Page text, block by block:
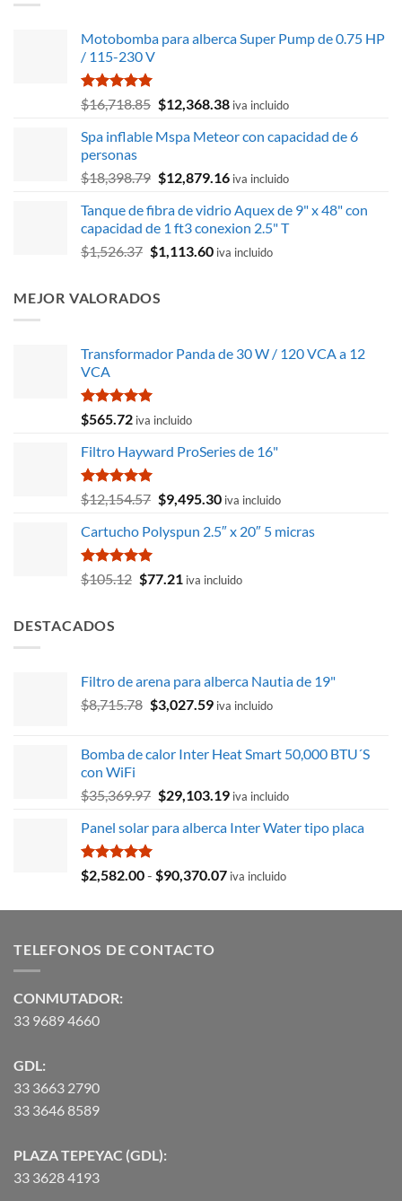
Motobomba para alberca Super Pump de 0.75 HP
/ 115-230 V
Valorado
con
de 5
$16,718.85 El
original
$16,718.85.
$12,368.38El
actual
$12,368.38.
iva incluido
Spa inflable Mspa Meteor con capacidad de 6
personas
$18,398.79 El
original
era:
$18,398.79.
$12,879.16El
actual
es:
$12,879.16.
iva incluido
Tanque de fibra de vidrio Aquex de 9" x 48" con
capacidad de 1 ft3 conexion 2.5" T
$1,526.37 El
era:
$1,113.60Eliva incluido
MEJOR VALORADOS
Transformador Panda de 30 W / 120 VCA a 12
VCA
Valorado
con
de 5
$565.72 iva incluido
Filtro Hayward ProSeries de 16"
Valorado
con
de 5
$12,154.57 El
original
$12,154.57.
$9,495.30El
actual
$9,495.30.
iva incluido
Cartucho Polyspun 2.5″ x 20″ 5 micras
Valorado
con
$105.12 El
$77.21 El
iva incluido
DESTACADOS
Filtro de arena para alberca Nautia de 19"
$8,715.78 El
era:
$3,027.59El
es:
iva incluido
Bomba de calor Inter Heat Smart 50,000 BTU´S
con WiFi
$35,369.97 El
original
$35,369.97.
$29,103.19El
actual
$29,103.19.
iva incluido
Panel solar para alberca Inter Water tipo placa
Valorado
con
$2,582.00- $90,370.07Rango
precios:
iva incluido
TELEFONOS DE CONTACTO
CONMUTADOR:
33 9689 4660
GDL:
33 3663 2790
33 3646 8589
PLAZA TEPEYAC (GDL):
33 3628 4193